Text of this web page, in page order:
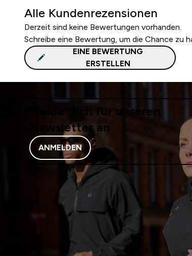
Alle Kundenrezensionen
Derzeit sind keine Bewertungen vorhanden.
Schreibe eine Bewertung, um die Chance zu
EINE BEWERTUNG
ERSTELLEN
Melde dich für unseren
Newsletter an
ANMELDEN